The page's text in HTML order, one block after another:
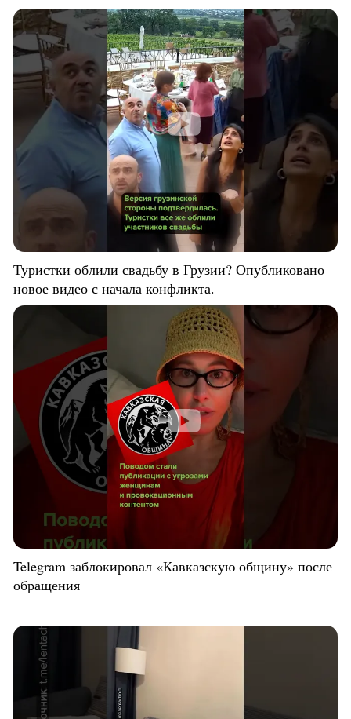
Туристки облили свадьбу в Грузии? Опубликовано
новое видео с начала конфликта.
Telegram заблокировал «Кавказскую общину» после
обращения